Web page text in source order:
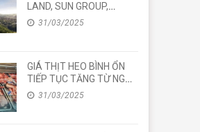
LAND, SUN GROUP,
VINHOMES RỦ NHAU “ĐI
31/03/2025
GIÁ THỊT HEO BÌNH ỔN
TIẾP TỤC TĂNG TỪ NGÀY
1/431/03/2025